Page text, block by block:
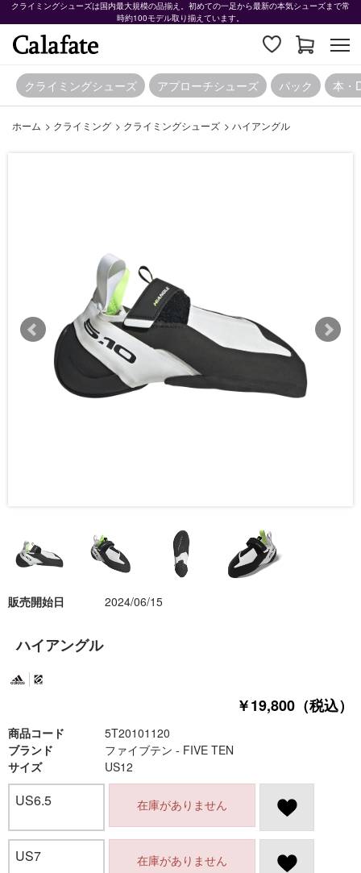
クライミングシューズは国内最大規模の品揃え。初めての一足から最新の本気シューズまで常
時約100モデル取り揃えています。
クライミングシューズ アプローチシューズ パック 本・
ホーム > クライミング > クライミングシューズ > ハイアングル
ハイアングル
￥19,800（税込）
商品コード 5T20101120
販売開始日 2024/06/15
ブランド
ファイブテン - FIVE TEN
サイズ
US12
US6.5 在庫がありません
US7 在庫がありません